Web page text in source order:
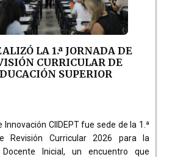
LA 1.ª JORNADA DE
CURRICULAR DE
SUPERIOR
Innovación CIIDEPT fue sede de la 1.ª
Revisión Curricular 2026 para la
Docente Inicial, un encuentro que